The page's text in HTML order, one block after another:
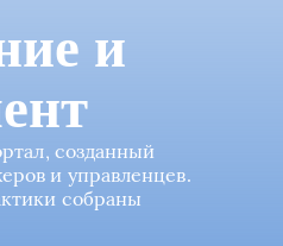
и
созданный
и управленцев.
собраны